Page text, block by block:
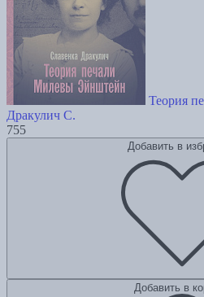
Теория
Дракулич С.
755
Добавить в
Добавить в